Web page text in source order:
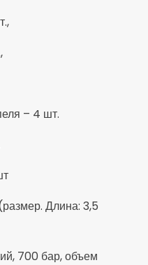
– 4 шт.
Длина: 3,5
700 бар, объем